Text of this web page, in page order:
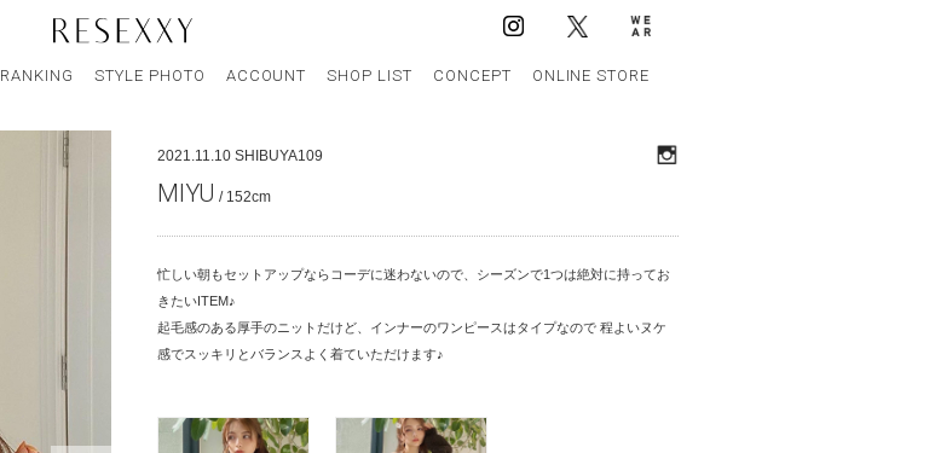
RANKING STYLE PHOTO ACCOUNT SHOP LIST CONCEPT ONLINE STORE
2021.11.10 SHIBUYA109
MIYU / 152cm
忙しい朝もセットアップならコーデに迷わないので、シーズンで1つは絶対に持ってお
きたいITEM♪
起毛感のある厚手のニットだけど、インナーのワンピースはタイプなので 程よいヌケ
感でスッキリとバランスよく着ていただけます♪